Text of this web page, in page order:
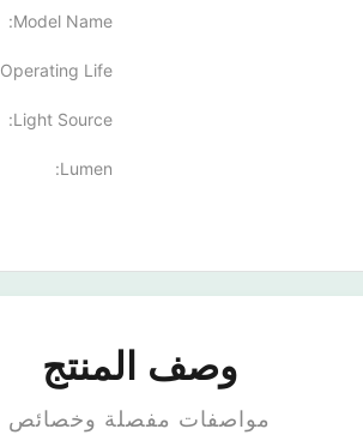
Model Name:
Operating Life:
Light Source:
Lumen:
وصف المنتج
مواصفات مفصلة وخصائص